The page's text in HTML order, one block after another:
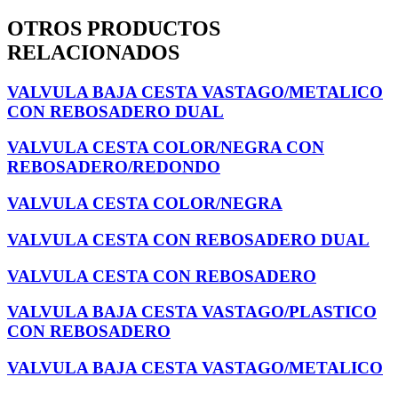
OTROS PRODUCTOS
RELACIONADOS
VALVULA BAJA CESTA VASTAGO/METALICO
CON REBOSADERO DUAL
VALVULA CESTA COLOR/NEGRA CON
REBOSADERO/REDONDO
VALVULA CESTA COLOR/NEGRA
VALVULA CESTA CON REBOSADERO DUAL
VALVULA CESTA CON REBOSADERO
VALVULA BAJA CESTA VASTAGO/PLASTICO
CON REBOSADERO
VALVULA BAJA CESTA VASTAGO/METALICO